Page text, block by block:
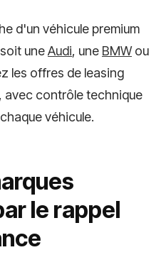
d'un véhicule premium
uneAudi, une BMWou
les offres de leasing
avec contrôle technique
véhicule.
le rappel